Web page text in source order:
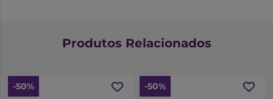
Produtos Relacionados
-50% -50%